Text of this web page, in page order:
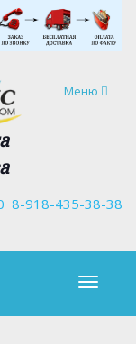
Навигация
Меню
8-918-435-38-38
×